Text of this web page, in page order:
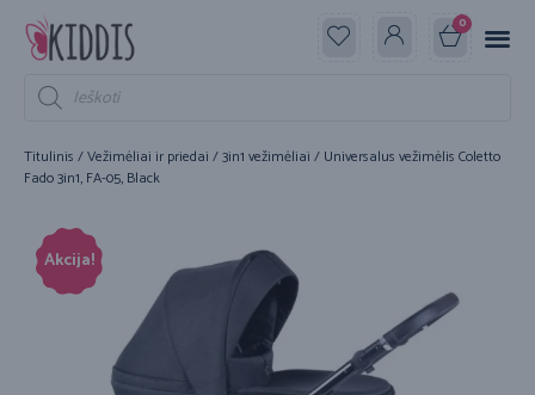
0
Titulinis /Vežimėliai ir priedai /3in1 vežimėliai / Universalus vežimėlis Coletto
Fado 3in1, FA-05, Black
Akcija!